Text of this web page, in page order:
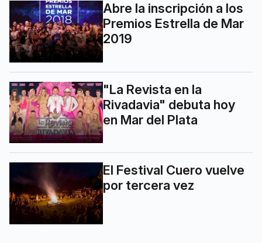
Abre la inscripción a los
Premios Estrella de Mar
2019
"La Revista en la
Rivadavia" debuta hoy
en Mar del Plata
El Festival Cuero vuelve
por tercera vez